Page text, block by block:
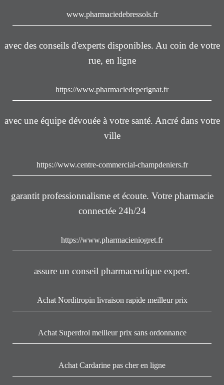
www.pharmaciedebressols.fr
avec des conseils d'experts disponibles. Au coin de votre
rue, en ligne
https://www.pharmaciedeperignat.fr
avec une équipe dévouée à votre santé. Ancré dans votre
ville
https://www.centre-commercial-champdeniers.fr
garantit professionnalisme et écoute. Votre pharmacie
connectée 24h/24
https://www.pharmacieniogret.fr
assure un conseil pharmaceutique expert.
Achat Norditropin livraison rapide meilleur prix
Achat Superdrol meilleur prix sans ordonnance
Achat Cardarine pas cher en ligne